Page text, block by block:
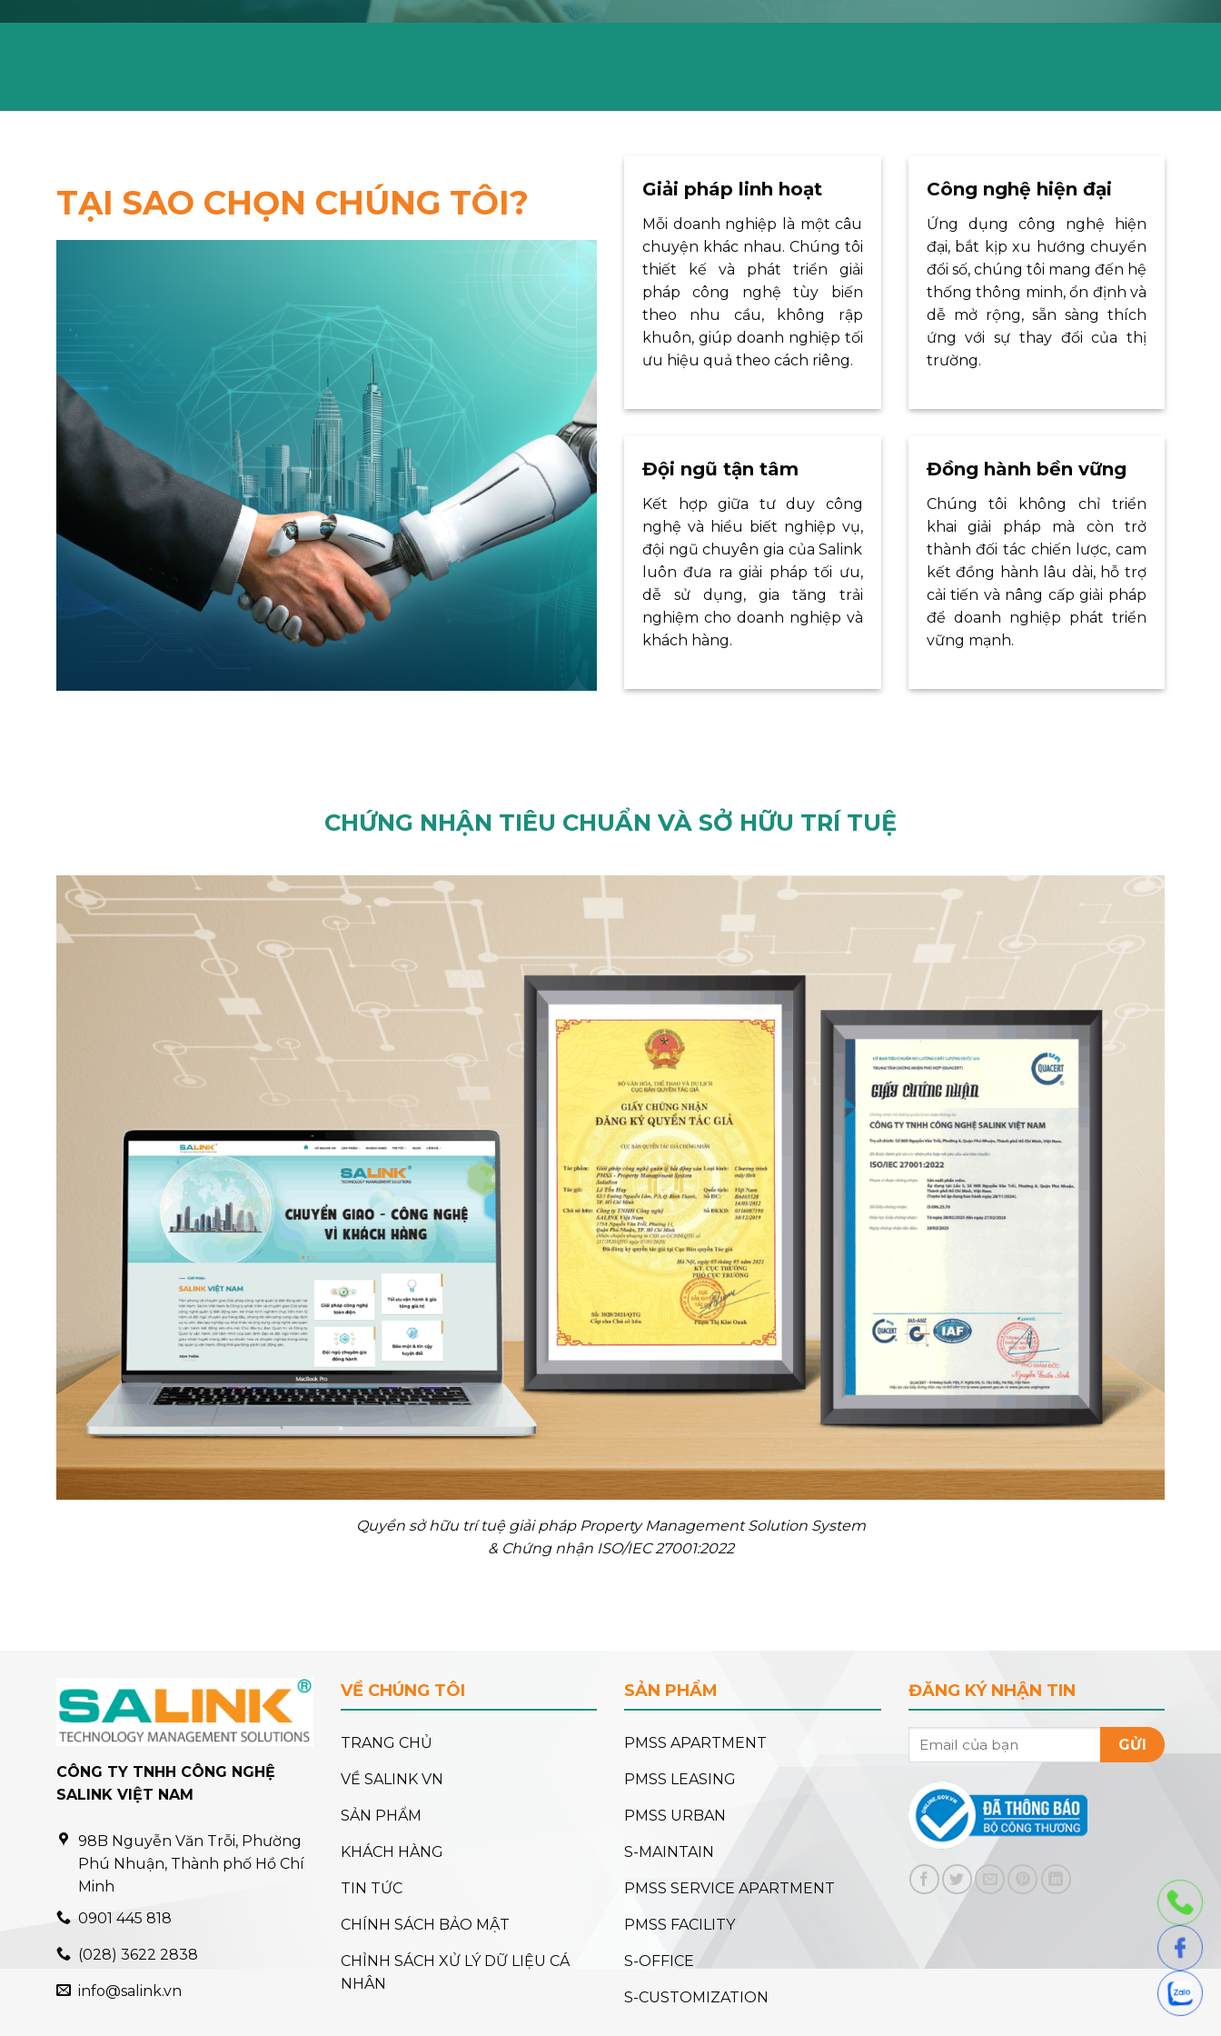
TẠI SAO CHỌN CHÚNG TÔI? Giải pháp linh hoạt
Mỗi doanh nghiệp là một câu
chuyện khác nhau. Chúng tôi
thiết kế và phát triển giải
pháp công nghệ tùy biến
theo nhu cầu, không rập
khuôn, giúp doanh nghiệp tối
ưu hiệu quả theo cách riêng.
Công nghệ hiện đại
Ứng dụng công nghệ hiện
đại, bắt kịp xu hướng chuyển
đổi số, chúng tôi mang đến hệ
thống thông minh, ổn định và
dễ mở rộng, sẵn sàng thích
ứng với sự thay đổi của thị
trường.
Đội ngũ tận tâm
Kết hợp giữa tư duy công
nghệ và hiểu biết nghiệp vụ,
đội ngũ chuyên gia của Salink
luôn đưa ra giải pháp tối ưu,
dễ sử dụng, gia tăng trải
nghiệm cho doanh nghiệp và
khách hàng.
Đồng hành bền vững
Chúng tôi không chỉ triển
khai giải pháp mà còn trở
thành đối tác chiến lược, cam
kết đồng hành lâu dài, hỗ trợ
cải tiến và nâng cấp giải pháp
để doanh nghiệp phát triển
vững mạnh.
CHỨNG NHẬN TIÊU CHUẨN VÀ SỞ HỮU TRÍ TUỆ
Quyền sở hữu trí tuệ giải pháp Property Management Solution System
& Chứng nhận ISO/IEC 27001:2022
CÔNG TY TNHH CÔNG NGHỆ
SALINK VIỆT NAM
98B Nguyễn Văn Trỗi, Phường
Phú Nhuận, Thành phố Hồ Chí
Minh
0901 445 818
(028) 3622 2838
info@salink.vn
VỀ CHÚNG TÔI
TRANG CHỦ
VỀ SALINK VN
SẢN PHẨM
KHÁCH HÀNG
TIN TỨC
CHÍNH SÁCH BẢO MẬT
CHỈNH SÁCH XỬ LÝ DỮ LIỆU CÁ
NHÂN
SẢN PHẨM
PMSS APARTMENT
PMSS LEASING
PMSS URBAN
S-MAINTAIN
PMSS SERVICE APARTMENT
PMSS FACILITY
S-OFFICE
S-CUSTOMIZATION
ĐĂNG KÝ NHẬN TIN
GỬI